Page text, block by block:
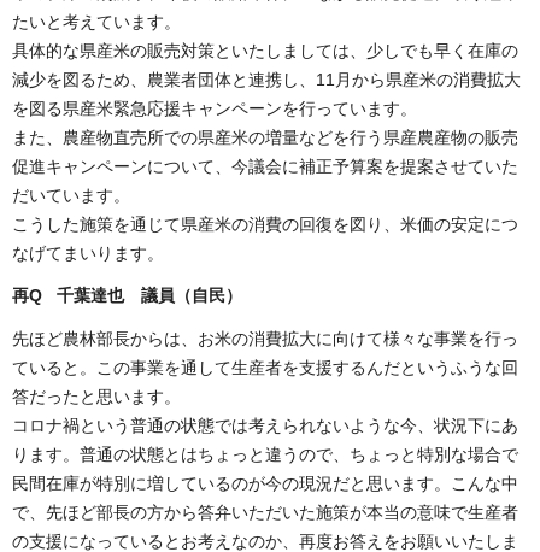
たいと考えています。
具体的な県産米の販売対策といたしましては、少しでも早く在庫の
減少を図るため、農業者団体と連携し、11月から県産米の消費拡大
を図る県産米緊急応援キャンペーンを行っています。
また、農産物直売所での県産米の増量などを行う県産農産物の販売
促進キャンペーンについて、今議会に補正予算案を提案させていた
だいています。
こうした施策を通じて県産米の消費の回復を図り、米価の安定につ
なげてまいります。
再Q 千葉達也 議員（自民）
先ほど農林部長からは、お米の消費拡大に向けて様々な事業を行っ
ていると。この事業を通して生産者を支援するんだというふうな回
答だったと思います。
コロナ禍という普通の状態では考えられないような今、状況下にあ
ります。普通の状態とはちょっと違うので、ちょっと特別な場合で
民間在庫が特別に増しているのが今の現況だと思います。こんな中
で、先ほど部長の方から答弁いただいた施策が本当の意味で生産者
の支援になっているとお考えなのか、再度お答えをお願いいたしま